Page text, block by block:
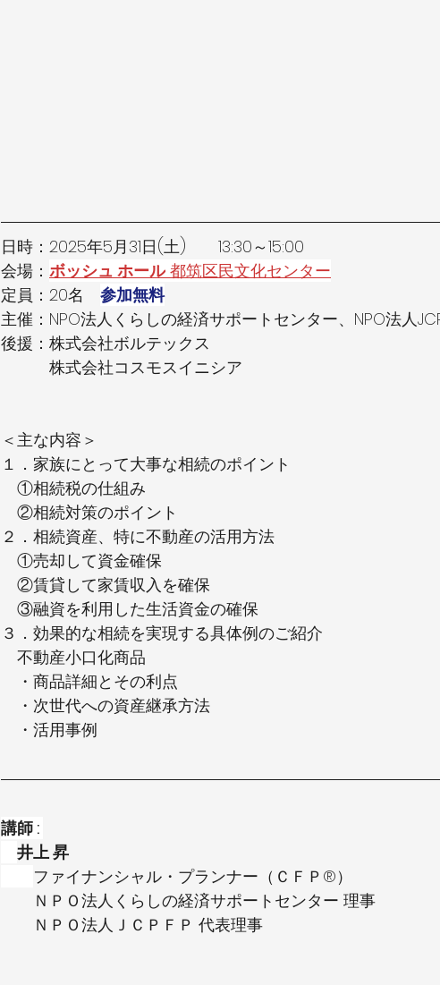
日時：2025年5月31日(土)　　13:30～15:00
会場： ボッシュ ホール 都筑区民文化センター
定員：20名 参加無料
主催：NPO法人くらしの経済サポートセンター、NPO法人
後援：株式会社ボルテックス
株式会社コスモスイニシア
＜主な内容＞
１．家族にとって大事な相続のポイント
①相続税の仕組み
②相続対策のポイント
２．相続資産、特に不動産の活用方法
①売却して資金確保
②賃貸して家賃収入を確保
③融資を利用した生活資金の確保
３．効果的な相続を実現する具体例のご紹介
不動産小口化商品
・商品詳細とその利点
・次世代への資産継承方法
・活用事例
講師 :
井上 昇
ファイナンシャル・プランナー（ＣＦＰ®）
ＮＰＯ法人くらしの経済サポートセンター 理事
ＮＰＯ法人ＪＣＰＦＰ 代表理事